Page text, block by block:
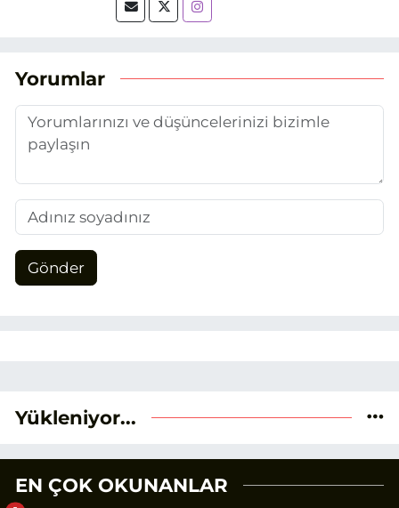
tarihinde, Grafik Tasarım alanında staj
adım attım.
Yorumlar
Gönder
Yükleniyor...
EN ÇOK OKUNANLAR